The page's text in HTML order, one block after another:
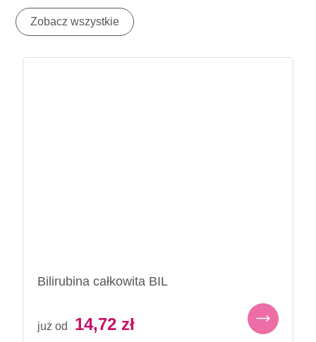
Zobacz wszystkie
Bilirubina całkowita BIL
już od 14,72 zł